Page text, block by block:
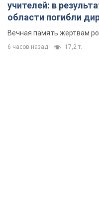
учителей: в
области погибли
муж и внук
Вечная память жертвам
6 часов назад 17,2 т.